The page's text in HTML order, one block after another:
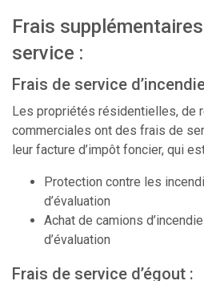
Frais
service :
Frais de service
Les propriétés résidentielles, de
commerciales ont des frais de
leur facture d’impôt foncier, qui
Protection contre les
d’évaluation
Achat de camions
d’évaluation
Frais de service d’égout :